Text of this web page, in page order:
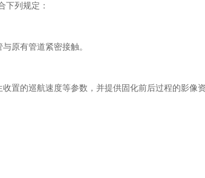
下列规定：
原有管道紧密接触。
置的巡航速度等参数，并提供固化前后过程的影像资